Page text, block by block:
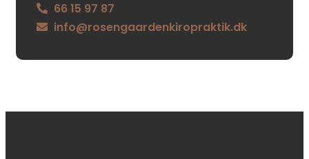
66 15 97 87
info@rosengaardenkiropraktik.dk